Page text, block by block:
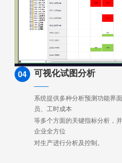
04 可视化试图分析
系统提供多种分析预测功能界
员、工时成本
等多个方面的关键指标分析，
企业全方位
对生产进行分析及控制。